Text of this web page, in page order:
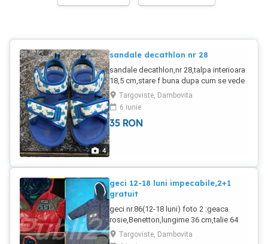
4
sandale decathlon nr 28
sandale decathlon,nr 28,talpa interioara
18,5 cm,stare f buna dupa cum se vede
mai am aici un anunt cu incaltaminte nr
28 trimit si prin posta
Targoviste, Dambovita
6 iunie
35 RON
geci 12-18 luni impecabile,2+1
gratuit
geci nr.86(12-18 luni) foto 2 :geaca
rosie,Benetton,lungime 36 cm,talie 64
cm,maneca 33 cm,impecabila-60 lei
foto 3: geaca bleomaren,cumparata din
Targoviste, Dambovita